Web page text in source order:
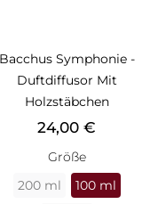
Bacchus Symphonie -
Duftdiffusor Mit
Holzstäbchen
Preis
24,00 €
Größe
200 ml
100 ml